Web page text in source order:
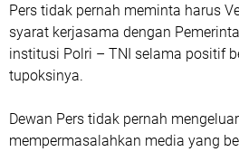
Pers tidak pernah meminta harus
syarat kerjasama dengan
institusi Polri – TNI selama positif
tupoksinya.
Dewan Pers tidak pernah
mempermasalahkan media yang